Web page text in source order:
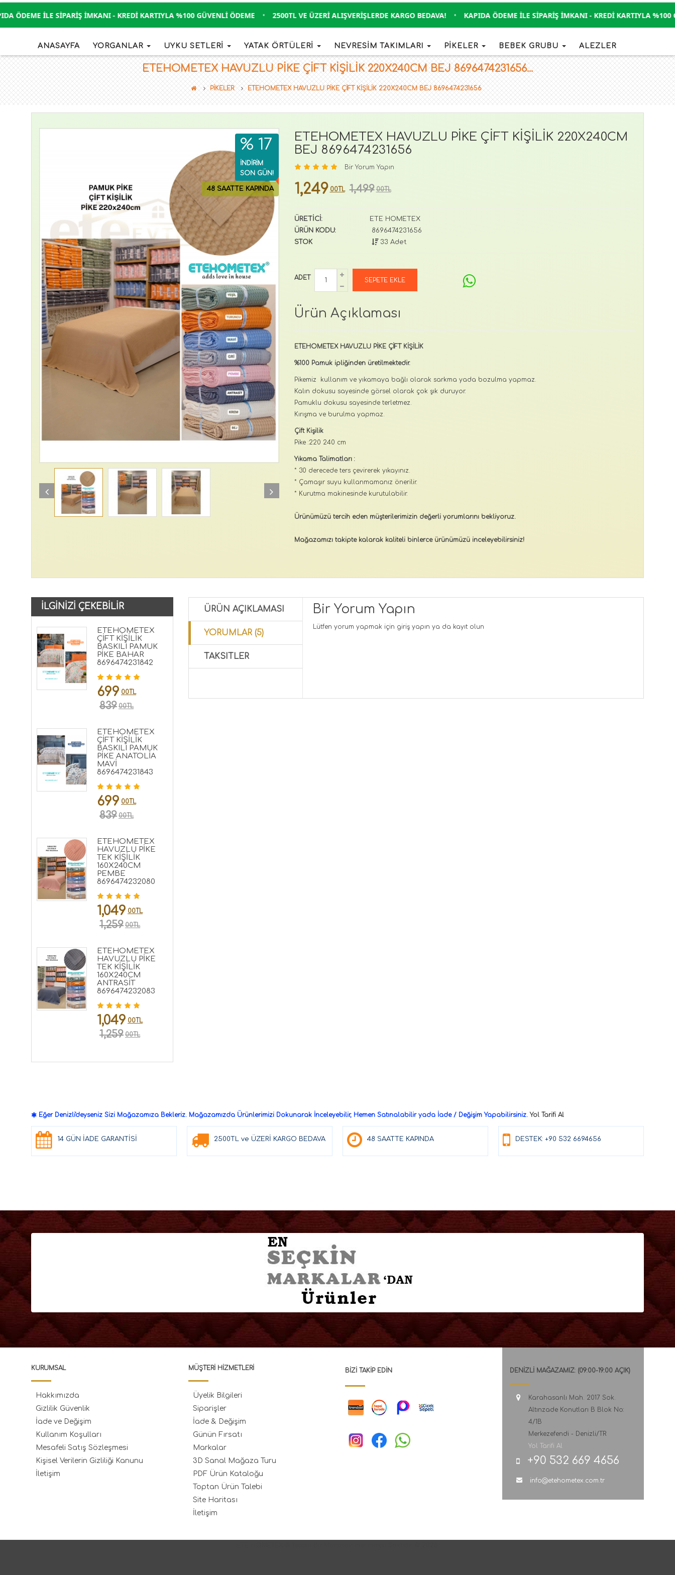
İLE SIPARIŞ İMKANI - KREDI KARTIYLA %100 GÜVENLI ÖDEME • 2500TL VE ÜZERI ALIŞVERIŞLERDE KARGO BEDAVA! • KAPIDA ÖDEME İLE SIPARIŞ İMKANI - KREDI KARTIYLA %100
ANASAYFA YORGANLAR UYKU SETLERİ YATAK ÖRTÜLERİ NEVRESİM TAKIMLARI PİKELER BEBEK GRUBU ALEZLER
ETEHOMETEX HAVUZLU PİKE ÇİFT KİŞİLİK 220X240CM BEJ 8696474231656...
PİKELER ETEHOMETEX HAVUZLU PİKE ÇİFT KİŞİLİK 220X240CM BEJ 8696474231656
48 SAATTE KAPINDA
% 17
İNDİRİM
SON GÜN!
ETEHOMETEX HAVUZLU PİKE ÇİFT KİŞİLİK 220X240CM
BEJ 8696474231656
Bir Yorum Yapın
1,249 00TL 1,499 00TL
ÜRETİCİ:
ETE HOMETEX
ÜRÜN KODU:
8696474231656
STOK
33 Adet
ADET
Ürün Açıklaması
ETEHOMETEX HAVUZLU PİKE ÇİFT KİŞİLİK
%100 Pamuk ipliğinden üretilmektedir.
Pikemiz kullanım ve yıkamaya bağlı olarak sarkma yada bozulma yapmaz.
Kalın dokusu sayesinde görsel olarak çok şık duruyor.
Pamuklu dokusu sayesinde terletmez.
Kırışma ve burulma yapmaz.
Çift Kişilik
Pike :220 240 cm
Yıkama Talimatları :
* 30 derecede ters çevirerek yıkayınız.
* Çamaşır suyu kullanmamanız önerilir.
* Kurutma makinesinde kurutulabilir.
Ürünümüzü tercih eden müşterilerimizin değerli yorumlarını bekliyoruz.
Mağazamızı takipte kalarak kaliteli binlerce ürünümüzü inceleyebilirsiniz!
İLGINIZI ÇEKEBILIR
ETEHOMETEX
ÇİFT KİŞİLİK
BASKILI PAMUK
PİKE BAHAR
8696474231842
699 00TL
839 00TL
ETEHOMETEX
ÇİFT KİŞİLİK
BASKILI PAMUK
PİKE ANATOLİA
MAVİ
8696474231843
699 00TL
839 00TL
ETEHOMETEX
HAVUZLU PİKE
TEK KİŞİLİK
160X240CM
PEMBE
8696474232080
1,049 00TL
1,259 00TL
ETEHOMETEX
HAVUZLU PİKE
TEK KİŞİLİK
160X240CM
ANTRASİT
8696474232083
1,049 00TL
1,259 00TL
ÜRÜN AÇIKLAMASI
YORUMLAR (5)
TAKSITLER
Bir Yorum Yapın
Lütfen yorum yapmak için giriş yapın ya da kayıt olun
Eğer Denizli'deyseniz Sizi Mağazamıza Bekleriz. Mağazamızda Ürünlerimizi Dokunarak İnceleyebilir, Hemen Satınalabilir yada İade / Değişim Yapabilirsiniz. Yol Tarifi Al
14 GÜN İADE GARANTİSİ 2500TL ve ÜZERİ KARGO BEDAVA 48 SAATTE KAPINDA DESTEK: +90 532 6694656
KURUMSAL
Hakkımızda
Gizlilik Güvenlik
İade ve Değişim
Kullanım Koşulları
Mesafeli Satış Sözleşmesi
Kişisel Verilerin Gizliliği Kanunu
İletişim
MÜŞTERI HIZMETLERI
Üyelik Bilgileri
Siparişler
İade & Değişim
Günün Fırsatı
Markalar
3D Sanal Mağaza Turu
PDF Ürün Kataloğu
Toptan Ürün Talebi
Site Haritası
İletişim
BIZI TAKIP EDIN DENİZLİ MAĞAZAMIZ: (09:00-19:00 AÇIK)
Karahasanlı Mah. 2017 Sok.
Altınzade Konutları B Blok No:
4/1B
Merkezefendi - Denizli/TR
Yol Tarifi Al
+90 532 669 4656
info@etehometex.com.tr